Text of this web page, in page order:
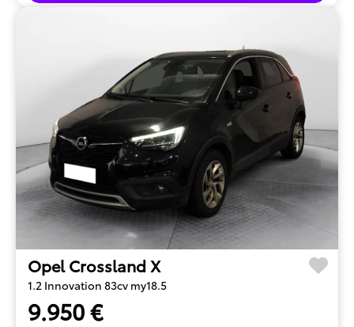
Opel Crossland X
1.2 Innovation 83cv my18.5
9.950 €